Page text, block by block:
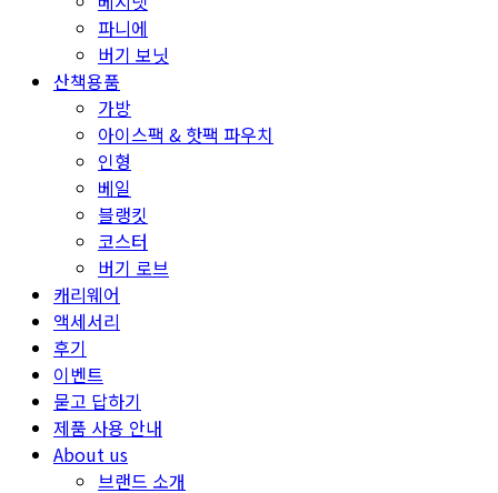
파니에
버기 보닛
산책용품
가방
아이스팩 & 핫팩 파우치
인형
베일
블랭킷
코스터
버기 로브
캐리웨어
액세서리
후기
이벤트
묻고 답하기
제품 사용 안내
About us
브랜드 소개